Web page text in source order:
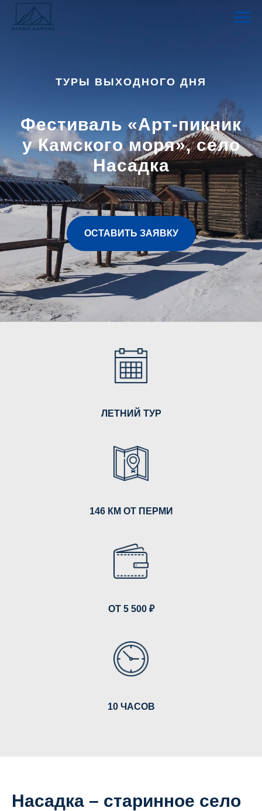
ТУРЫ ВЫХОДНОГО ДНЯ
Фестиваль «Арт-пикник
у Камского моря», село
Насадка
ОСТАВИТЬ ЗАЯВКУ
ЛЕТНИЙ ТУР
146 КМ ОТ ПЕРМИ
ОТ 5 500 ₽
10 ЧАСОВ
Насадка – старинное село